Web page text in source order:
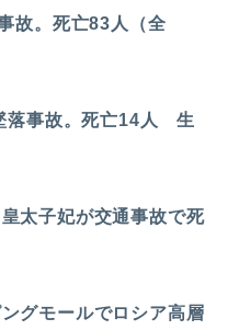
故。死亡83人（全
落事故。死亡14人 生
太子妃が交通事故で死
グモールでロシア高層